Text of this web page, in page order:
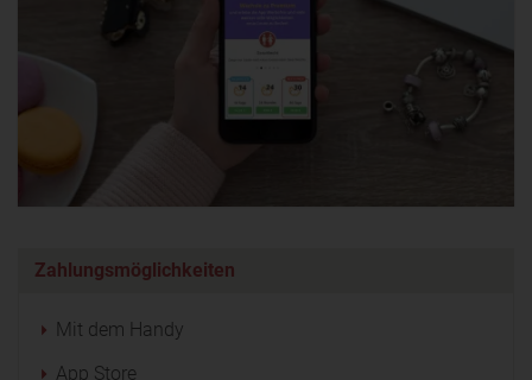
Zahlungsmöglichkeiten
Mit dem Handy
App Store